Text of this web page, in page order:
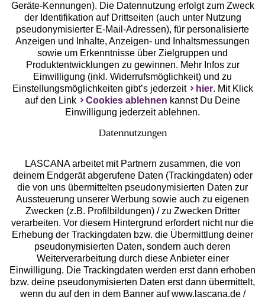
Unsere Apps
Services
Beratung
Über uns
Rechtliches
Geräte-Kennungen). Die Datennutzung erfolgt zum Zweck
der Identifikation auf Drittseiten (auch unter Nutzung
pseudonymisierter E-Mail-Adressen), für personalisierte
Anzeigen und Inhalte, Anzeigen- und Inhaltsmessungen
sowie um Erkenntnisse über Zielgruppen und
Produktentwicklungen zu gewinnen. Mehr Infos zur
Einwilligung (inkl. Widerrufsmöglichkeit) und zu
Einstellungsmöglichkeiten gibt’s jederzeit
hier. Mit Klick
auf den Link
Cookies ablehnen kannst Du Deine
Einwilligung jederzeit ablehnen.
Datennutzungen
LASCANA arbeitet mit Partnern zusammen, die von
deinem Endgerät abgerufene Daten (Trackingdaten) oder
die von uns übermittelten pseudonymisierten Daten zur
Aussteuerung unserer Werbung sowie auch zu eigenen
Zwecken (z.B. Profilbildungen) / zu Zwecken Dritter
verarbeiten. Vor diesem Hintergrund erfordert nicht nur die
Erhebung der Trackingdaten bzw. die Übermittlung deiner
pseudonymisierten Daten, sondern auch deren
Weiterverarbeitung durch diese Anbieter einer
Einwilligung. Die Trackingdaten werden erst dann erhoben
bzw. deine pseudonymisierten Daten erst dann übermittelt,
wenn du auf den in dem Banner auf www.lascana.de /